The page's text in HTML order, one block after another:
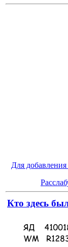
Для
Кто здесь